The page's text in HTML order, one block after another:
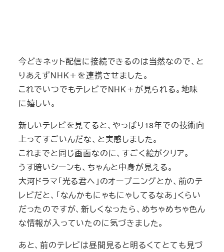
今どきネット配信に接続できるのは当然なので、と
りあえずNHK＋を連携させました。
これでいつでもテレビでNHK＋が見られる。地味
に嬉しい。
新しいテレビを見てると、やっぱり18年での技術向
上ってすごいんだな、と実感しました。
これまでと同じ画面なのに、すごく絵がクリア。
うす暗いシーンも、ちゃんと中身が見える。
大河ドラマ「光る君へ」のオープニングとか、前のテ
レビだと、「なんかもにゃもにゃしてるなあ」くらい
だったのですが、新しくなったら、めちゃめちゃ色ん
な情報が入っていたのに気づきました。
あと、前のテレビは昼間見ると明るくてとても見づ